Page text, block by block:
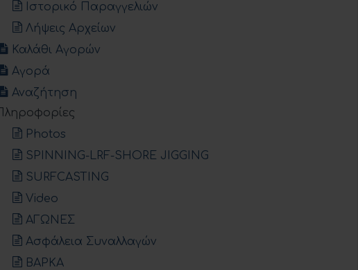
Ιστορικό Παραγγελιών
Λήψεις Αρχείων
Καλάθι Αγορών
Αγορά
Αναζήτηση
Πληροφορίες
Photos
SPINNING-LRF-SHORE JIGGING
SURFCASTING
Video
ΑΓΩΝΕΣ
Ασφάλεια Συναλλαγών
ΒΑΡΚΑ